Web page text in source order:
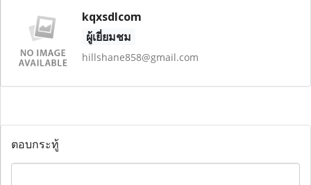
kqxsdlcom
ผู้เยี่ยมชม
hillshane858@gmail.com
ตอบกระทู้